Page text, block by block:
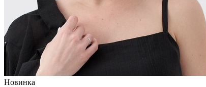
Новинка